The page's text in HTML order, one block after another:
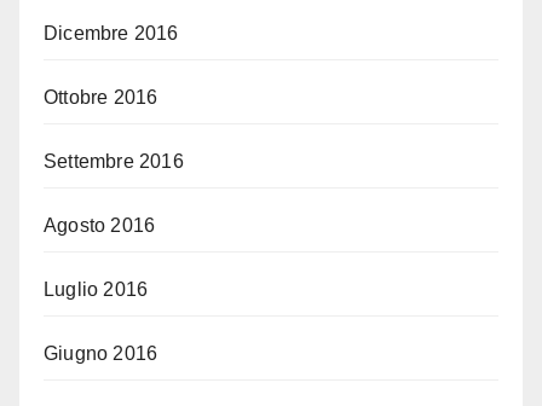
Dicembre 2016
Ottobre 2016
Settembre 2016
Agosto 2016
Luglio 2016
Giugno 2016